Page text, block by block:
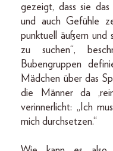
gezeigt, dass sie
und auch Gefühle
punktuell äußern und
zu suchen“,
Bubengruppen
Mädchen über das
die Männer da
verinnerlicht: „Ich
mich durchsetzen.“